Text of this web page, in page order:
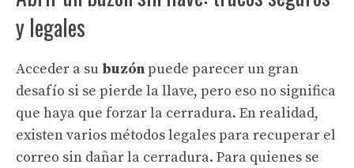
y legales
Acceder a su buzónpuede parecer un gran
desafío si se pierde la llave, pero eso no significa
que haya que forzar la cerradura. En realidad,
existen varios métodos legales para recuperar el
correo sin dañar la cerradura. Para quienes se